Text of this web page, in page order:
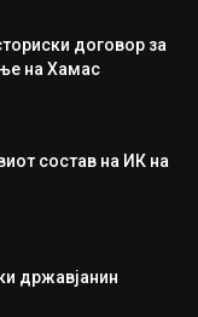
договор за
на Хамас
состав на ИК на
државјанин